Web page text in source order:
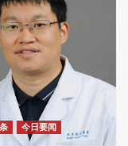
今日要闻